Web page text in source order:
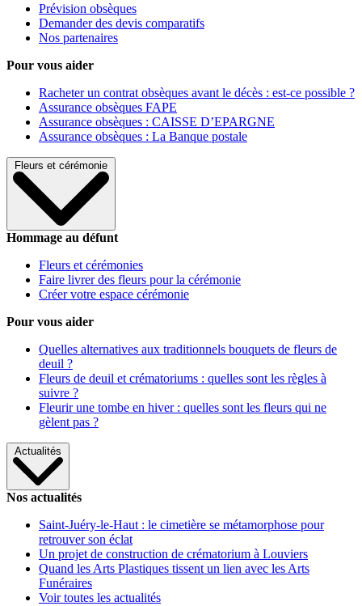
Prévision obsèques
Demander des devis comparatifs
Nos partenaires
Pour vous aider
Racheter un contrat obsèques avant le décès : est-ce possible ?
Assurance obsèques FAPE
Assurance obsèques : CAISSE D’EPARGNE
Assurance obsèques : La Banque postale
Fleurs et cérémonie
Hommage au défunt
Fleurs et cérémonies
Faire livrer des fleurs pour la cérémonie
Créer votre espace cérémonie
Pour vous aider
Quelles alternatives aux traditionnels bouquets de fleurs de
deuil ?
Fleurs de deuil et crématoriums : quelles sont les règles à
suivre ?
Fleurir une tombe en hiver : quelles sont les fleurs qui ne
gèlent pas ?
Actualités
Nos actualités
Saint-Juéry-le-Haut : le cimetière se métamorphose pour
retrouver son éclat
Un projet de construction de crématorium à Louviers
Quand les Arts Plastiques tissent un lien avec les Arts
Funéraires
Voir toutes les actualités